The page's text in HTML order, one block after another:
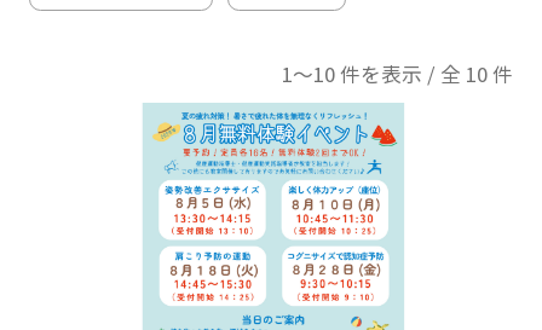
1〜10 件を表示 / 全 10 件